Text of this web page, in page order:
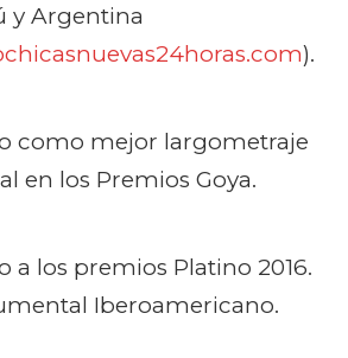
y Argentina
).
como mejor largometraje
en los Premios Goya.
a los premios Platino 2016.
Iberoamericano.